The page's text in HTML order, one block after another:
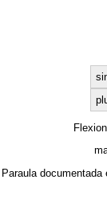
Paraula